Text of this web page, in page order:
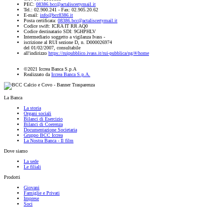
PEC: 08386.bcc@actaliscertymail.it
Tel.: 02.900.241 - Fax: 02.905.20.62
E-mail: info@bcc8386.it
Posta certificata: 08386.bcc@actaliscertymail.it
Codice swift: ICRA IT RR AQ0
Codice destinatario SDI: 9GHPHLV
Intermediario soggetto a vigilanza Ivass -
iscrizione al RUI sezione D, n. D000026974
del 01/02/2007, consultabile
all'indirizzo https://ruipubblico.ivass.it/rui-pubblica/ng/#/home
©2021 Iccrea Banca S.p.A
Realizzato da Iccrea Banca S.p.A.
La Banca
La storia
Organi sociali
Bilanci di Esercizio
Bilanci di Coerenza
Documentazione Societaria
Gruppo BCC Iccrea
La Nostra Banca - Il film
Dove siamo
La sede
Le filiali
Prodotti
Giovani
Famiglie e Privati
Imprese
Soci